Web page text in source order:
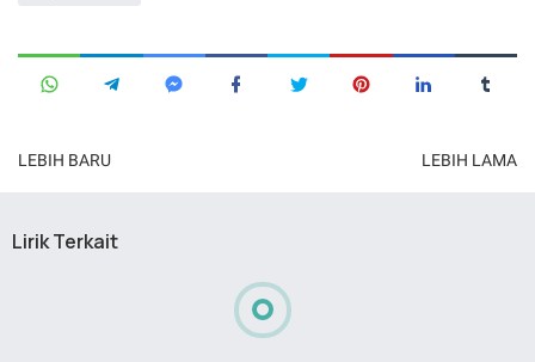
LEBIH BARU LEBIH LAMA
Lirik Terkait